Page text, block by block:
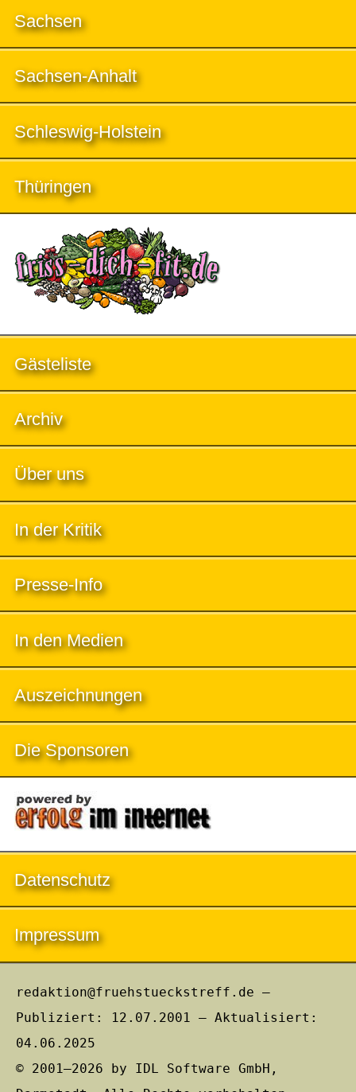
Sachsen
Sachsen-Anhalt
Schleswig-Holstein
Thüringen
Gästeliste
Archiv
Über uns
In der Kritik
Presse-Info
In den Medien
Auszeichnungen
Die Sponsoren
Datenschutz
Impressum
redaktion@fruehstueckstreff.de –
Publiziert: 12.07.2001 – Aktualisiert:
04.06.2025
© 2001–2026 by IDL Software GmbH,